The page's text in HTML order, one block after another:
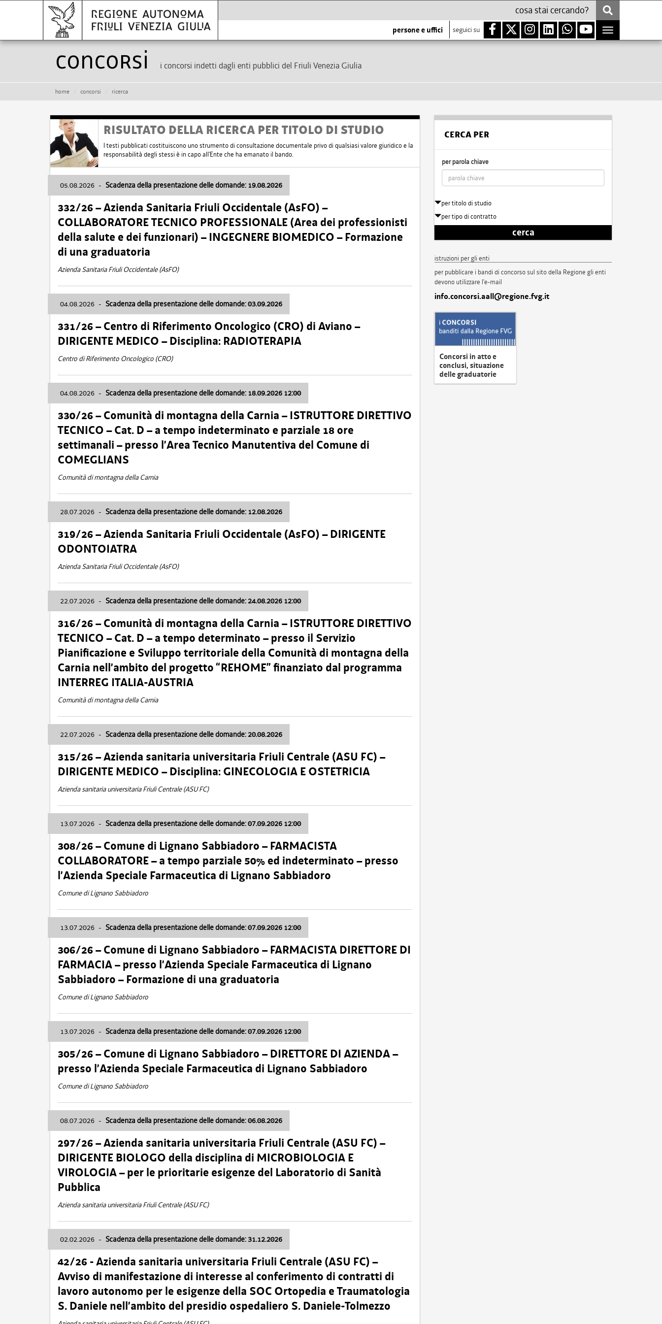
persone e uffici seguici su
Toggle
navigation
Concorsi i concorsi indetti dagli enti pubblici del Friuli Venezia Giulia
home concorsi ricerca
RISULTATO DELLA RICERCA PER TITOLO DI STUDIO
I testi pubblicati costituiscono uno strumento di consultazione documentale privo di qualsiasi valore giuridico e la
responsabilità degli stessi è in capo all'Ente che ha emanato il bando.
05.08.2026 - Scadenza della presentazione delle domande: 19.08.2026
332/26 – Azienda Sanitaria Friuli Occidentale (AsFO) –
COLLABORATORE TECNICO PROFESSIONALE (Area dei professionisti
della salute e dei funzionari) – INGEGNERE BIOMEDICO – Formazione
di una graduatoria
Azienda Sanitaria Friuli Occidentale (AsFO)
04.08.2026 - Scadenza della presentazione delle domande: 03.09.2026
331/26 – Centro di Riferimento Oncologico (CRO) di Aviano –
DIRIGENTE MEDICO – Disciplina: RADIOTERAPIA
Centro di Riferimento Oncologico (CRO)
04.08.2026 - Scadenza della presentazione delle domande: 18.09.2026 12:00
330/26 – Comunità di montagna della Carnia – ISTRUTTORE DIRETTIVO
TECNICO – Cat. D – a tempo indeterminato e parziale 18 ore
settimanali – presso l’Area Tecnico Manutentiva del Comune di
COMEGLIANS
Comunità di montagna della Carnia
28.07.2026 - Scadenza della presentazione delle domande: 12.08.2026
319/26 – Azienda Sanitaria Friuli Occidentale (AsFO) – DIRIGENTE
ODONTOIATRA
Azienda Sanitaria Friuli Occidentale (AsFO)
22.07.2026 - Scadenza della presentazione delle domande: 24.08.2026 12:00
316/26 – Comunità di montagna della Carnia – ISTRUTTORE DIRETTIVO
TECNICO – Cat. D – a tempo determinato – presso il Servizio
Pianificazione e Sviluppo territoriale della Comunità di montagna della
Carnia nell’ambito del progetto “REHOME” finanziato dal programma
INTERREG ITALIA-AUSTRIA
Comunità di montagna della Carnia
22.07.2026 - Scadenza della presentazione delle domande: 20.08.2026
315/26 – Azienda sanitaria universitaria Friuli Centrale (ASU FC) –
DIRIGENTE MEDICO – Disciplina: GINECOLOGIA E OSTETRICIA
Azienda sanitaria universitaria Friuli Centrale (ASU FC)
13.07.2026 - Scadenza della presentazione delle domande: 07.09.2026 12:00
308/26 – Comune di Lignano Sabbiadoro – FARMACISTA
COLLABORATORE – a tempo parziale 50% ed indeterminato – presso
l’Azienda Speciale Farmaceutica di Lignano Sabbiadoro
Comune di Lignano Sabbiadoro
13.07.2026 - Scadenza della presentazione delle domande: 07.09.2026 12:00
306/26 – Comune di Lignano Sabbiadoro – FARMACISTA DIRETTORE DI
FARMACIA – presso l’Azienda Speciale Farmaceutica di Lignano
Sabbiadoro – Formazione di una graduatoria
Comune di Lignano Sabbiadoro
13.07.2026 - Scadenza della presentazione delle domande: 07.09.2026 12:00
305/26 – Comune di Lignano Sabbiadoro – DIRETTORE DI AZIENDA –
presso l’Azienda Speciale Farmaceutica di Lignano Sabbiadoro
Comune di Lignano Sabbiadoro
08.07.2026 - Scadenza della presentazione delle domande: 06.08.2026
297/26 – Azienda sanitaria universitaria Friuli Centrale (ASU FC) –
DIRIGENTE BIOLOGO della disciplina di MICROBIOLOGIA E
VIROLOGIA – per le prioritarie esigenze del Laboratorio di Sanità
Pubblica
Azienda sanitaria universitaria Friuli Centrale (ASU FC)
02.02.2026 - Scadenza della presentazione delle domande: 31.12.2026
42/26 - Azienda sanitaria universitaria Friuli Centrale (ASU FC) –
Avviso di manifestazione di interesse al conferimento di contratti di
lavoro autonomo per le esigenze della SOC Ortopedia e Traumatologia
S. Daniele nell’ambito del presidio ospedaliero S. Daniele-Tolmezzo
CERCA PER
per parola chiave
per titolo di studio
per tipo di contratto
cerca
istruzioni per gli enti
per pubblicare i bandi di concorso sul sito della Regione gli enti
devono utilizzare l'e-mail
info.concorsi.aall@regione.fvg.it
Concorsi in atto e
conclusi, situazione
delle graduatorie